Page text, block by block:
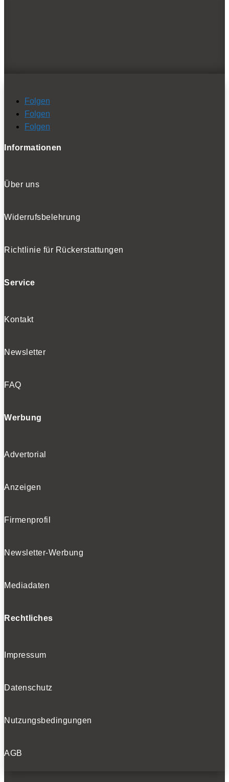
Folgen
Folgen
Folgen
Informationen
Über uns
Widerrufsbelehrung
Richtlinie für Rückerstattungen
Service
Kontakt
Newsletter
FAQ
Werbung
Advertorial
Anzeigen
Firmenprofil
Newsletter-Werbung
Mediadaten
Rechtliches
Impressum
Datenschutz
Nutzungsbedingungen
AGB